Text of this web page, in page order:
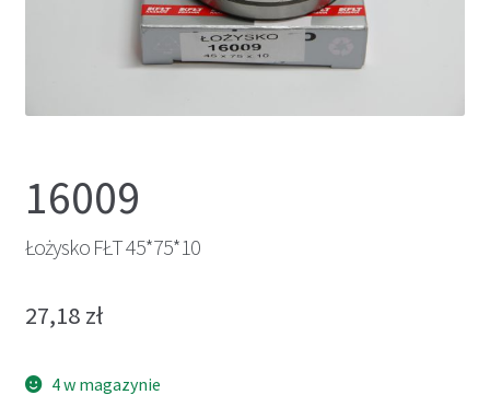
16009
Łożysko FŁT 45*75*10
27,18 zł
4 w magazynie